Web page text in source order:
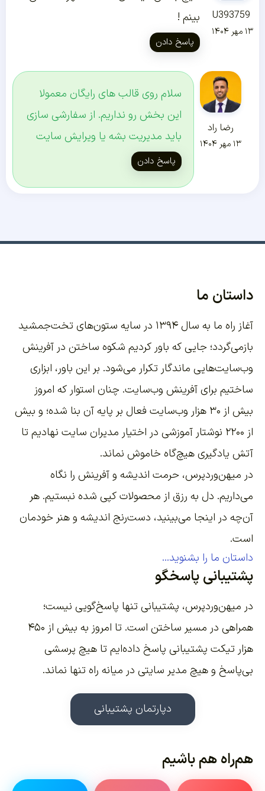
U393759
۱۳ مهر ۱۴۰۴
بینم !
پاسخ دادن
رضا راد
۱۳ مهر ۱۴۰۴
سلام روی قالب های رایگان معمولا
این بخش رو نداریم. از سفارشی سازی
باید مدیریت بشه یا ویرایش سایت
پاسخ دادن
داستان ما
آغاز راه ما به سال ۱۳۹۴ در سایه ستون‌های تخت‌جمشید
بازمی‌گردد؛ جایی که باور کردیم شکوه ساختن در آفرینش
وب‌سایت‌هایی ماندگار تکرار می‌شود. بر این باور، ابزاری
ساختیم برای آفرینش وب‌سایت. چنان استوار که امروز
بیش از ۳۰ هزار وب‌سایت فعال بر پایه آن بنا شده؛ و بیش
از ۲۲۰۰
نوشتار آموزشی در اختیار مدیران سایت نهادیم تا
آتش یادگیری هیچ‌گاه خاموش نماند.
در میهن‌وردپرس، حرمت اندیشه و آفرینش را نگاه
می‌داریم. دل به رزق از محصولات کپی شده نبستیم. هر
آن‌چه در اینجا می‌بینید، دست‌رنج اندیشه و هنر خودمان
است.
داستان ما را بشنوید...
پشتیبانی پاسخگو
در میهن‌وردپرس، پشتیبانی تنها پاسخ‌گویی نیست؛
همراهی در مسیر ساختن است. تا امروز به بیش از ۴۵۰
هزار تیکت پشتیبانی پاسخ داده‌ایم تا هیچ پرسشی
بی‌پاسخ و هیچ مدیر سایتی در میانه راه تنها نماند.
دپارتمان پشتیبانی
هم‌راه هم باشیم